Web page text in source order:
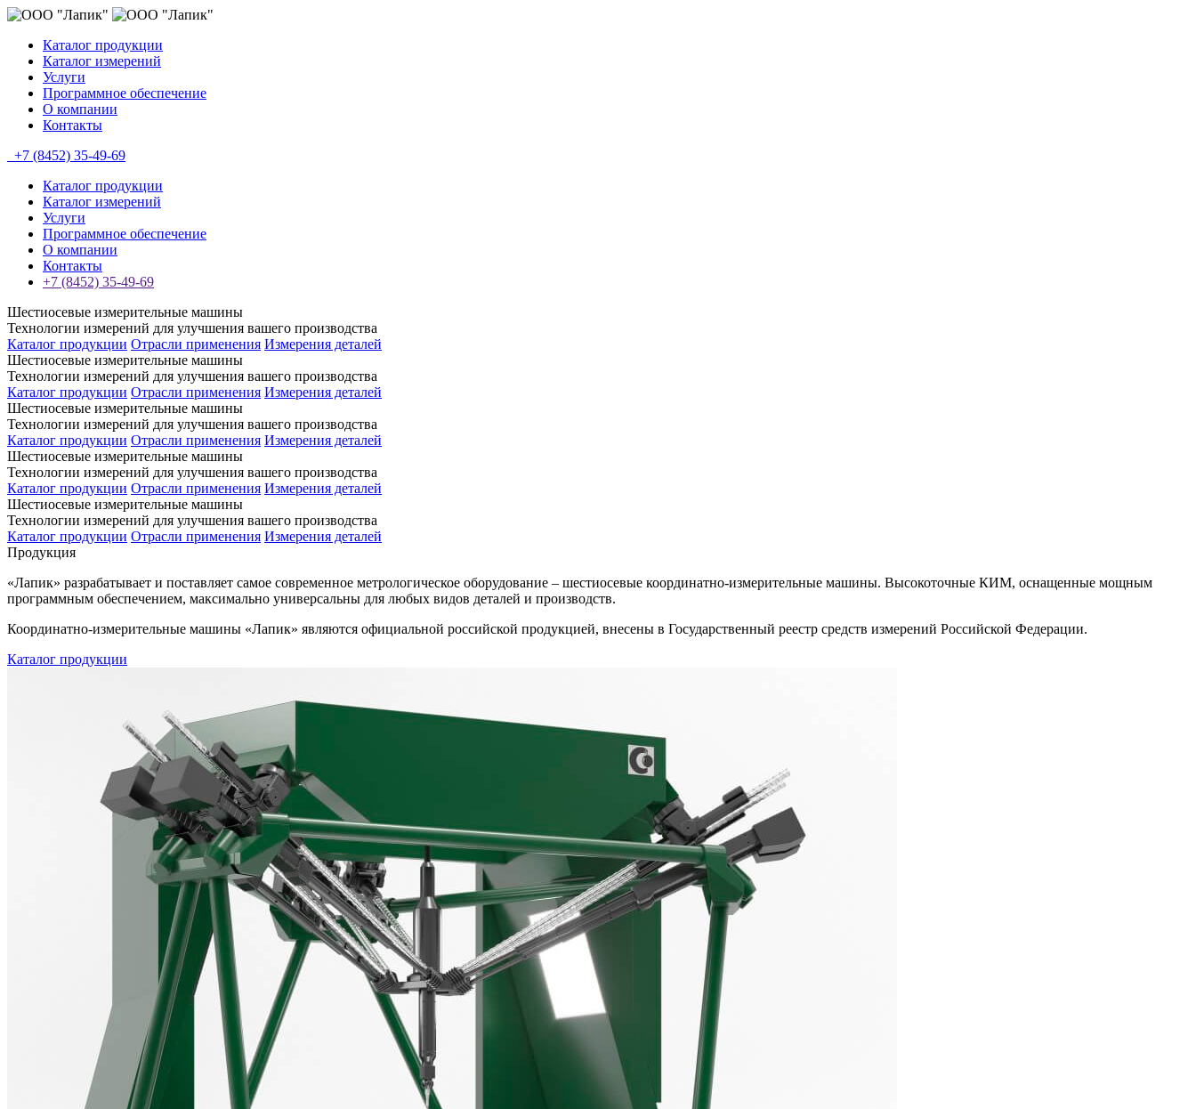
Каталог продукции
Каталог измерений
Услуги
Программное обеспечение
О компании
Контакты
+7 (8452) 35-49-69
Каталог продукции
Каталог измерений
Услуги
Программное обеспечение
О компании
Контакты
+7 (8452) 35-49-69
Шестиосевые измерительные машины
Технологии измерений для улучшения вашего производства
Каталог продукции Отрасли применения Измерения деталей
Шестиосевые измерительные машины
Технологии измерений для улучшения вашего производства
Каталог продукции Отрасли применения Измерения деталей
Шестиосевые измерительные машины
Технологии измерений для улучшения вашего производства
Каталог продукции Отрасли применения Измерения деталей
Шестиосевые измерительные машины
Технологии измерений для улучшения вашего производства
Каталог продукции Отрасли применения Измерения деталей
Шестиосевые измерительные машины
Технологии измерений для улучшения вашего производства
Каталог продукции Отрасли применения Измерения деталей
Продукция
«Лапик» разрабатывает и поставляет самое современное метрологическое оборудование – шестиосевые координатно-измерительные машины. Высокоточные КИМ, оснащенные мощным
программным обеспечением, максимально универсальны для любых видов деталей и производств.
Координатно-измерительные машины «Лапик» являются официальной российской продукцией, внесены в Государственный реестр средств измерений Российской Федерации.
Каталог продукции